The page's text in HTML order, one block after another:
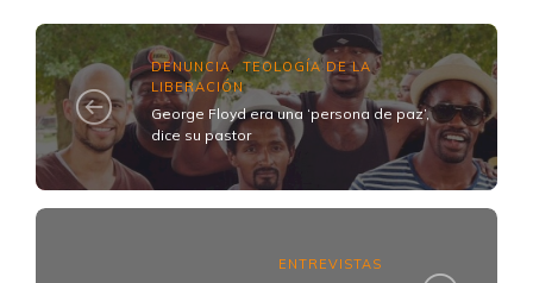
DENUNCIA ,TEOLOGÍA DE LA
LIBERACIÓN
George Floyd era una ‘persona de paz’,
dice su pastor
ENTREVISTAS